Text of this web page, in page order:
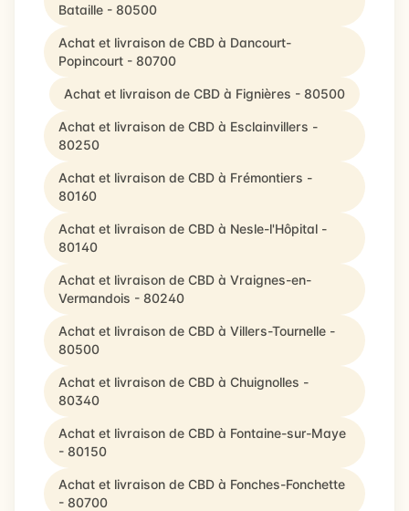
Bataille - 80500
Achat et livraison de CBD à Dancourt-
Popincourt - 80700
Achat et livraison de CBD à Fignières - 80500
Achat et livraison de CBD à Esclainvillers -
80250
Achat et livraison de CBD à Frémontiers -
80160
Achat et livraison de CBD à Nesle-l'Hôpital -
80140
Achat et livraison de CBD à Vraignes-en-
Vermandois - 80240
Achat et livraison de CBD à Villers-Tournelle -
80500
Achat et livraison de CBD à Chuignolles -
80340
Achat et livraison de CBD à Fontaine-sur-Maye
- 80150
Achat et livraison de CBD à Fonches-Fonchette
- 80700